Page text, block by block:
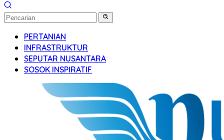
PERTANIAN
INFRASTRUKTUR
SEPUTAR NUSANTARA
SOSOK INSPIRATIF